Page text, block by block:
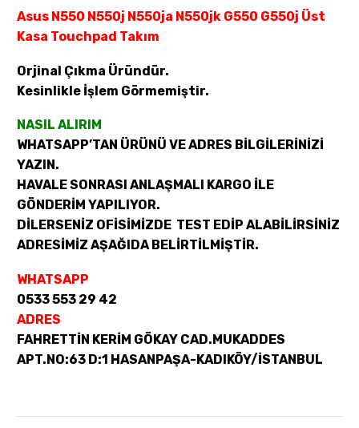
Asus N550 N550j N550ja N550jk G550 G550j Üst
Kasa Touchpad Takım
Orjinal Çıkma Üründür.
Kesinlikle İşlem Görmemiştir.
NASIL ALIRIM
WHATSAPP’TAN ÜRÜNÜ VE ADRES BİLGİLERİNİZİ
YAZIN.
HAVALE SONRASI ANLAŞMALI KARGO İLE
GÖNDERİM YAPILIYOR.
DİLERSENİZ OFİSİMİZDE TEST EDİP ALABİLİRSİNİZ
ADRESİMİZ AŞAĞIDA BELİRTİLMİŞTİR.
WHATSAPP
0533 553 29 42
ADRES
FAHRETTİN KERİM GÖKAY CAD.MUKADDES
APT.NO:63 D:1 HASANPAŞA-KADIKÖY/İSTANBUL